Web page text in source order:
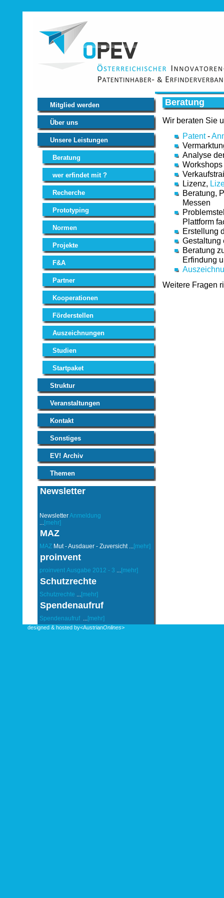
Mitglied werden
Über uns
Unsere Leistungen
Beratung
wer erfindet mit ?
Recherche
Prototyping
Normen
Projekte
F&A
Partner
Kooperationen
Förderstellen
Auszeichnungen
Studien
Startpaket
Struktur
Veranstaltungen
Kontakt
Sonstiges
EV! Archiv
Themen
Newsletter
NewsletterAnmeldung
...[mehr]
MAZ
MAZMut - Ausdauer - Zuversicht ...[mehr]
proinvent
proinvent Ausgabe 2012 - 3 ...[mehr]
Schutzrechte
Schutzrechte ...[mehr]
Spendenaufruf
Spendenaufruf ...[mehr]
Beratung
Wir beraten Sie
Patent-
Analyse
Lizenz,
Beratung,
Messen
Plattform
Erstellung
Gestaltung
Beratung
Erfindung
Weitere Fragen
designed & hosted by<AustrianOnlines>